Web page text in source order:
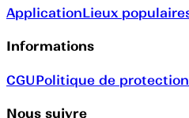
ApplicationLieux
Informations
CGUPolitique de
Nous suivre